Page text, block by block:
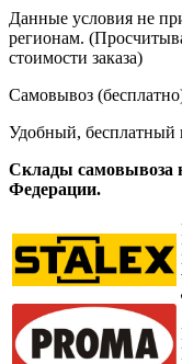
Данные условия не
регионам.
стоимости заказа)
Самовывоз
Удобный, бесплатный
Склады самовывоза
Федерации.